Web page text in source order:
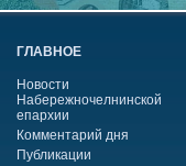
ГЛАВНОЕ
Новости
Набережночелнинской
епархии
Комментарий дня
Публикации